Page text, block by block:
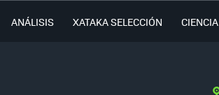
ANÁLISIS XATAKA SELECCIÓN CIENCIA